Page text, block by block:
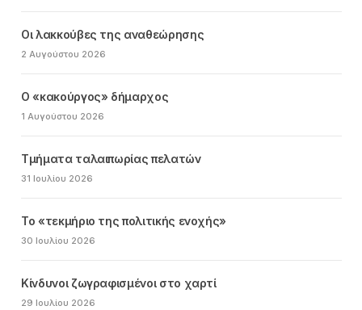
Οι λακκούβες της αναθεώρησης
2 Αυγούστου 2026
Ο «κακούργος» δήμαρχος
1 Αυγούστου 2026
Τμήματα ταλαιπωρίας πελατών
31 Ιουλίου 2026
Το «τεκμήριο της πολιτικής ενοχής»
30 Ιουλίου 2026
Κίνδυνοι ζωγραφισμένοι στο χαρτί
29 Ιουλίου 2026